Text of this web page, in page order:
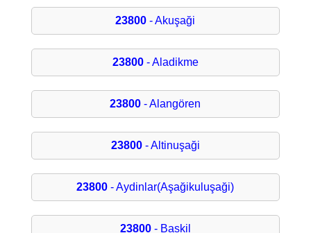
23800 - Akuşaği
23800- Aladikme
23800 - Alangören
23800- Altinuşaği
23800 - Aydinlar(Aşağikuluşaği)
23800- Baskil